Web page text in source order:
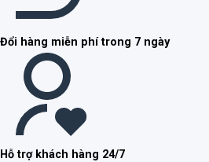
Đổi hàng miễn phí trong 7 ngày
Hỗ trợ khách hàng 24/7